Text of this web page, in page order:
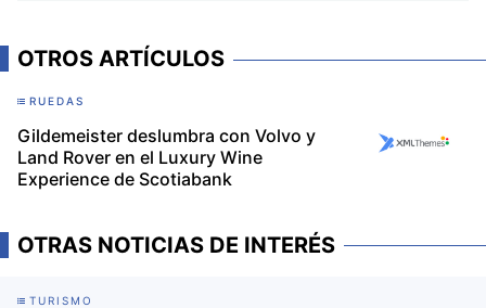
OTROS ARTÍCULOS
RUEDAS
Gildemeister deslumbra con Volvo y
Land Rover en el Luxury Wine
Experience de Scotiabank
OTRAS NOTICIAS DE INTERÉS
TURISMO